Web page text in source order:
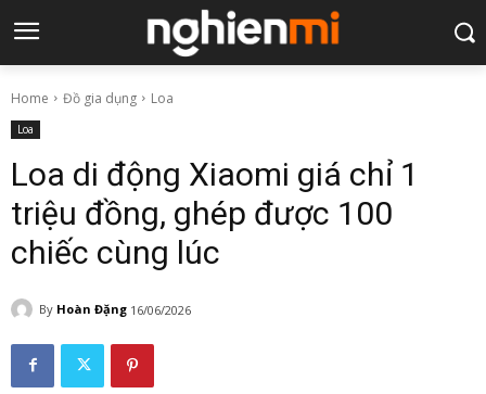
Home Đồ gia dụng Loa
Loa
Loa di động Xiaomi giá chỉ 1
triệu đồng, ghép được 100
chiếc cùng lúc
By Hoàn Đặng 16/06/2026